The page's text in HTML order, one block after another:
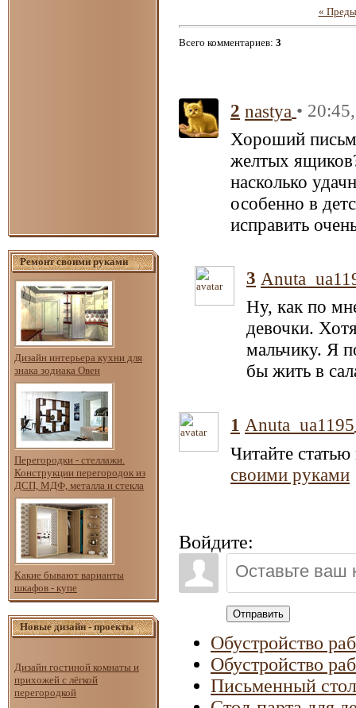
Ремонт своими руками
Дизайн интерьера кухни для
знака зодиака Овен
Перегородки - стеллажи.
Конструкции перегородок из
ДСП, МДФ, металла и стекла
Какие бывают варианты
шкафов - купе
Новые дизайн - проекты
Дизайн гостиной комнаты и
прихожей с лёгкой
перегородкой
«
Всего комментариев: 3
2 nastya •
Хороший
желтых
насколько
особенно в
исправить
3
Ну, как по
девочки.
мальчику. Я
бы жить в
1 Anuta_ua1195
Читайте
своими руками
Войдите:
Отправить
Обустройство
Обустройство
Письменный